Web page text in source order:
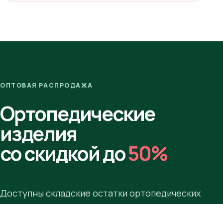
ОПТОВАЯ РАСПРОДАЖА
Ортопедические
изделия
со скидкой до50%
Доступны складские остатки ортопедических